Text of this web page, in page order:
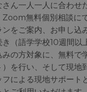
ん一人一人に合わせ
Zoom無料個別相談に
ンをご案内、お申し込
（語学学校10週間以
みの方対象に、無料で
）を行い、そして現地
による現地サポート